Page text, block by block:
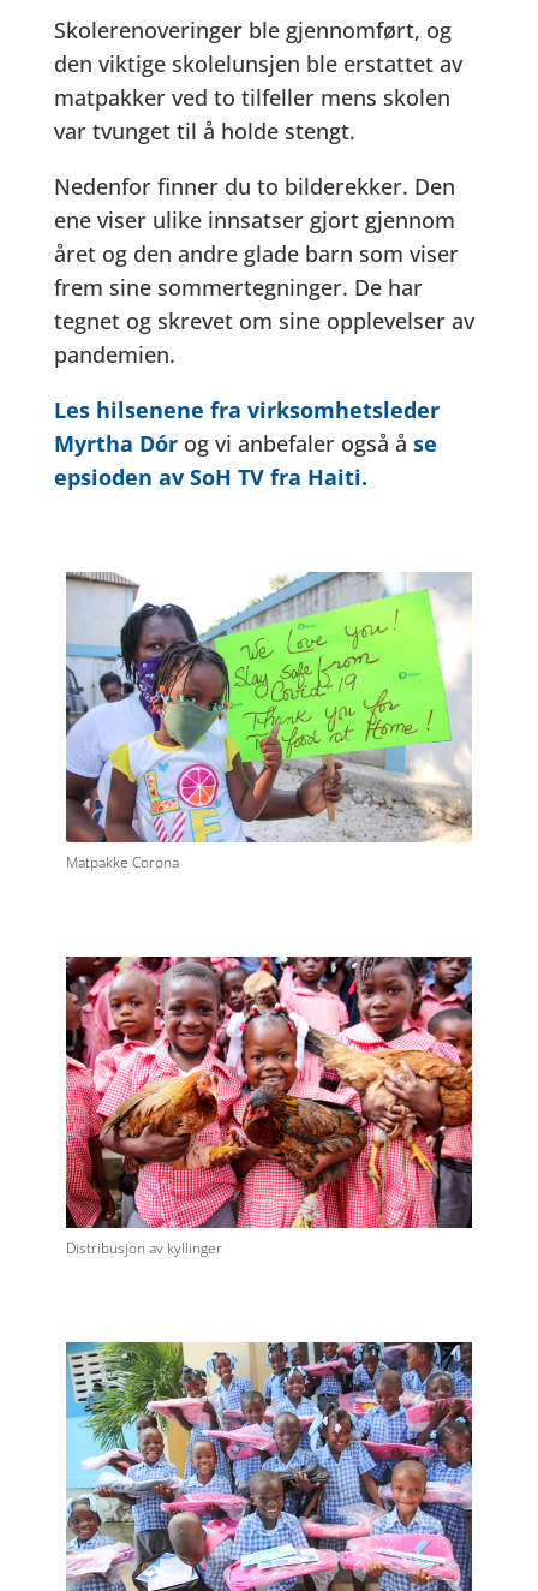
Skolerenoveringer ble gjennomført, og
den viktige skolelunsjen ble erstattet av
matpakker ved to tilfeller mens skolen
var tvunget til å holde stengt.
Nedenfor finner du to bilderekker. Den
ene viser ulike innsatser gjort gjennom
året og den andre glade barn som viser
frem sine sommertegninger. De har
tegnet og skrevet om sine opplevelser av
pandemien.
Les hilsenene fra virksomhetsleder
Myrtha Dórog vi anbefaler også å se
epsioden av SoH TV fra Haiti.
Matpakke Corona
Distribusjon av kyllinger